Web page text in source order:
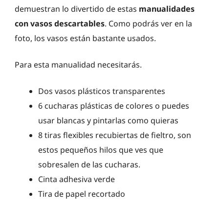
demuestran lo divertido de estas manualidades
con vasos descartables. Como podrás ver en la
foto, los vasos están bastante usados.
Para esta manualidad necesitarás.
Dos vasos plásticos transparentes
6 cucharas plásticas de colores o puedes
usar blancas y pintarlas como quieras
8 tiras flexibles recubiertas de fieltro, son
estos pequeños hilos que ves que
sobresalen de las cucharas.
Cinta adhesiva verde
Tira de papel recortado